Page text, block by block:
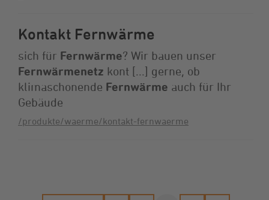
Kontakt Fernwärme
sich für Fernwärme? Wir bauen unser
Fernwärmenetz kont [...] gerne, ob
klimaschonende Fernwärme auch für Ihr
Gebäude
/produkte/waerme/kontakt-fernwaerme